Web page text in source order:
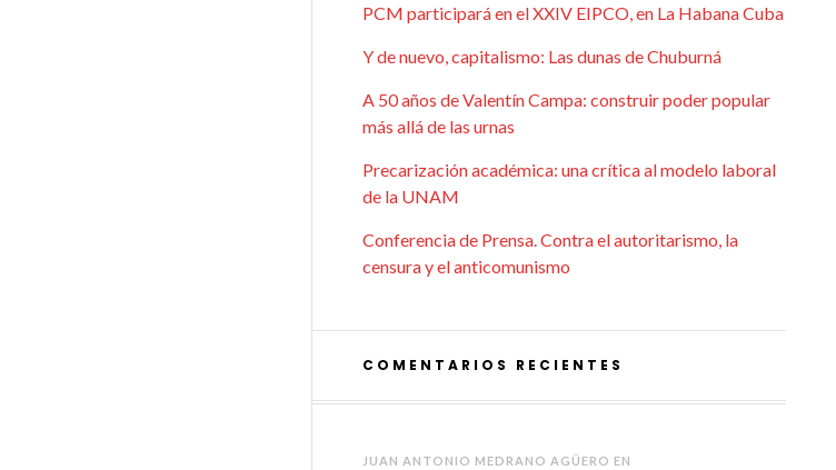
PCM participará en el XXIV EIPCO, en La Habana Cuba
Y de nuevo, capitalismo: Las dunas de Chuburná
A 50 años de Valentín Campa: construir poder popular
más allá de las urnas
Precarización académica: una crítica al modelo laboral
de la UNAM
Conferencia de Prensa. Contra el autoritarismo, la
censura y el anticomunismo
COMENTARIOS RECIENTES
JUAN ANTONIO MEDRANO AGÜERO EN